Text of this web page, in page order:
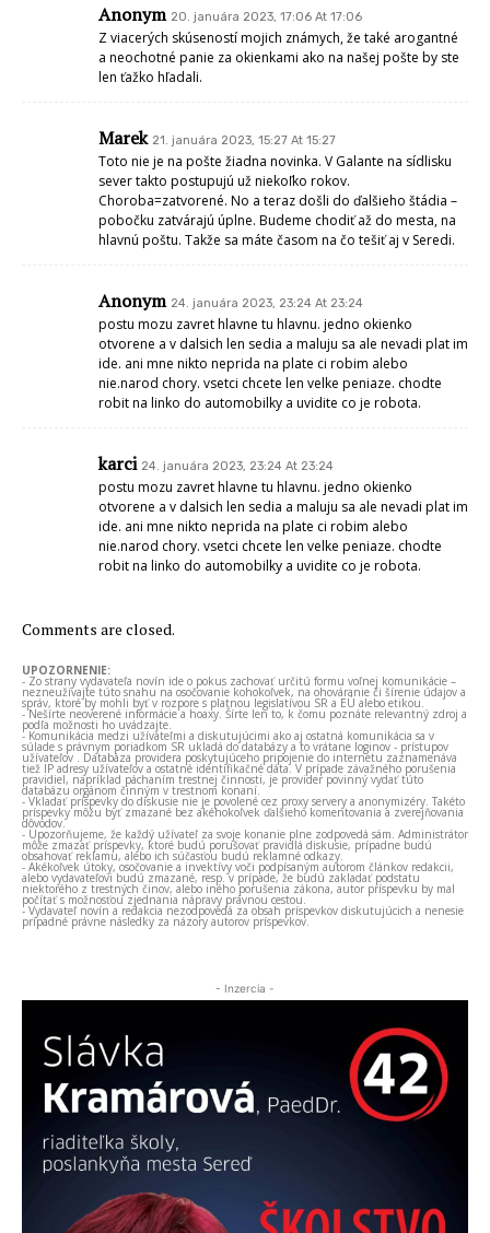
Anonym 20. januára 2023, 17:06 At 17:06
Z viacerých skúseností mojich známych, že také arogantné
a neochotné panie za okienkami ako na našej pošte by ste
len ťažko hľadali.
Marek 21. januára 2023, 15:27 At 15:27
Toto nie je na pošte žiadna novinka. V Galante na sídlisku
sever takto postupujú už niekoľko rokov.
Choroba=zatvorené. No a teraz došli do ďalšieho štádia –
pobočku zatvárajú úplne. Budeme chodiť až do mesta, na
hlavnú poštu. Takže sa máte časom na čo tešiť aj v Seredi.
Anonym 24. januára 2023, 23:24 At 23:24
postu mozu zavret hlavne tu hlavnu. jedno okienko
otvorene a v dalsich len sedia a maluju sa ale nevadi plat im
ide. ani mne nikto neprida na plate ci robim alebo
nie.narod chory. vsetci chcete len velke peniaze. chodte
robit na linko do automobilky a uvidite co je robota.
karci 24. januára 2023, 23:24 At 23:24
postu mozu zavret hlavne tu hlavnu. jedno okienko
otvorene a v dalsich len sedia a maluju sa ale nevadi plat im
ide. ani mne nikto neprida na plate ci robim alebo
nie.narod chory. vsetci chcete len velke peniaze. chodte
robit na linko do automobilky a uvidite co je robota.
Comments are closed.
UPOZORNENIE:
- Zo strany vydavateľa novín ide o pokus zachovať určitú formu voľnej komunikácie –
nezneužívajte túto snahu na osočovanie kohokoľvek, na ohováranie či šírenie údajov a
správ, ktoré by mohli byť v rozpore s platnou legislatívou SR a EÚ alebo etikou.
- Nešírte neoverené informácie a hoaxy. Šírte len to, k čomu poznáte relevantný zdroj a
podľa možnosti ho uvádzajte.
- Komunikácia medzi užívateľmi a diskutujúcimi ako aj ostatná komunikácia sa v
súlade s právnym poriadkom SR ukladá do databázy a to vrátane loginov - prístupov
užívateľov . Databáza providera poskytujúceho pripojenie do internetu zaznamenáva
tiež IP adresy užívateľov a ostatné identifikačné dáta. V prípade závažného porušenia
pravidiel, napríklad páchaním trestnej činnosti, je provider povinný vydať túto
databázu orgánom činným v trestnom konaní.
- Vkladať príspevky do diskusie nie je povolené cez proxy servery a anonymizéry. Takéto
príspevky môžu byť zmazané bez akéhokoľvek ďalšieho komentovania a zverejňovania
dôvodov.
- Upozorňujeme, že každý užívateľ za svoje konanie plne zodpovedá sám. Administrátor
môže zmazať príspevky, ktoré budú porušovať pravidlá diskusie, prípadne budú
obsahovať reklamu, alebo ich súčasťou budú reklamné odkazy.
- Akékoľvek útoky, osočovanie a invektívy voči podpísaným autorom článkov redakcii,
alebo vydavateľovi budú zmazané, resp. v prípade, že budú zakladať podstatu
niektorého z trestných činov, alebo iného porušenia zákona, autor príspevku by mal
počítať s možnosťou zjednania nápravy právnou cestou.
- Vydavateľ novín a redakcia nezodpovedá za obsah príspevkov diskutujúcich a nenesie
prípadné právne následky za názory autorov príspevkov.
- Inzercia -